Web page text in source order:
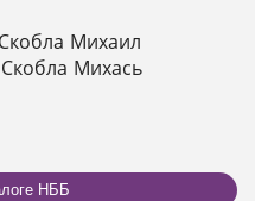
Скобла Михаил
Михась
НББ